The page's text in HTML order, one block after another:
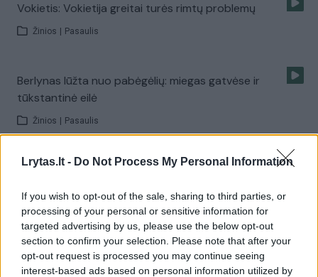
Lrytas.lt - Do Not Process My Personal Information
If you wish to opt-out of the sale, sharing to third parties, or
processing of your personal or sensitive information for
targeted advertising by us, please use the below opt-out
section to confirm your selection. Please note that after your
opt-out request is processed you may continue seeing
interest-based ads based on personal information utilized by
Vokietis: Vokietija greitai turės rimtų problemų
Žinios Pasaulis
Berlynas lūžta nuo pabėgėlių: miegas gatvėse ir
tūkstantinė eilė
Žinios Pasaulis
Į Vokietiją įleidžiami ir ekonominiai migrantai
Žinios | Pasaulis
Unikalūs vaizdai iš arti. Vokietijos kova su pabėgėlių
krize